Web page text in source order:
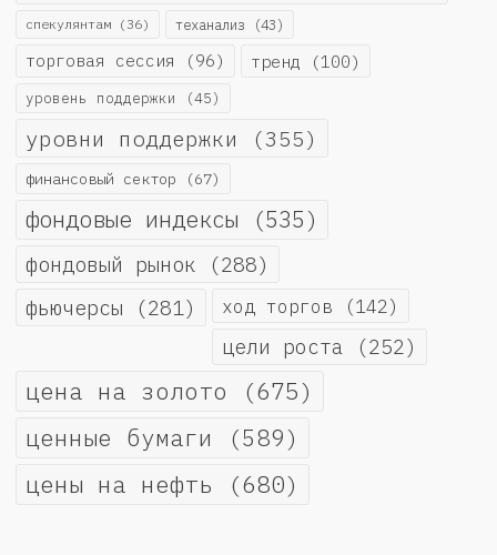
спекулянтам (36) теханализ (43)
торговая сессия (96) тренд (100)
уровень поддержки (45)
уровни поддержки (355)
финансовый сектор (67)
фондовые индексы (535)
фондовый рынок (288)
фьючерсы (281) ход торгов (142)
цели роста (252)
цена на золото (675)
ценные бумаги (589)
цены на нефть (680)